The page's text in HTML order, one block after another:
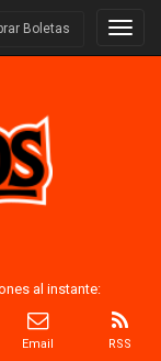
Boletas
al instante:
Email RSS